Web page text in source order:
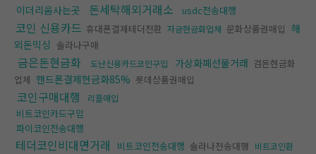
이더리움사는곳 돈세탁해외거래소 usdc전송대행
코인 신용카드 휴대폰결제테더전환 자금현금화업체 문화상품권매입 해
외돈믹싱 솔라나구매
금은돈현금화 도난신용카드코인구입 가상화폐선물거래 검돈현금화
업체 핸드폰결제현금화85% 롯데상품권매입
코인구매대행 리플매입
비트코인카드구입
파이코인전송대행
테더코인비대면거래 비트코인전송대행 솔라나전송대행 비트코인환